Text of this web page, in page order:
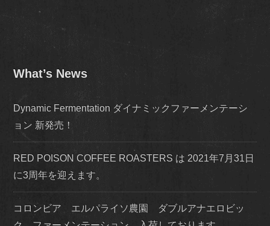
What’s News
Dynamic Fermentation ダイナミックファーメンテーシ
ョン 新発売！
RED POISON COFFEE ROASTERS は 2021年7月31日
に3周年を迎えます。
コロンビア エルパライソ農園 ダブルアナエロビッ